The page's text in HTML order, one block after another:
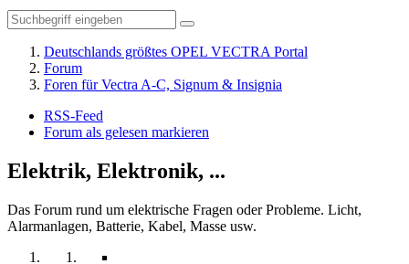
Deutschlands größtes OPEL VECTRA Portal
Forum
Foren für Vectra A-C, Signum & Insignia
RSS-Feed
Forum als gelesen markieren
Elektrik, Elektronik, ...
Das Forum rund um elektrische Fragen oder Probleme. Licht,
Alarmanlagen, Batterie, Kabel, Masse usw.